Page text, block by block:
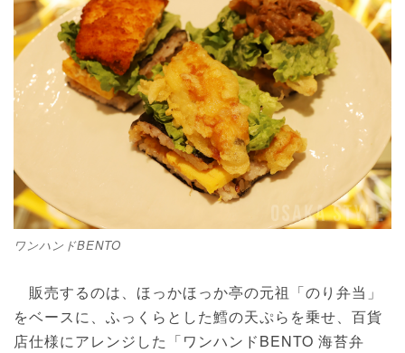
ワンハンドBENTO
販売するのは、ほっかほっか亭の元祖「のり弁当」
をベースに、ふっくらとした鱈の天ぷらを乗せ、百貨
店仕様にアレンジした「ワンハンドBENTO 海苔弁